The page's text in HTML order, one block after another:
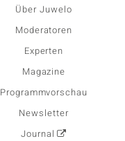
Über Juwelo
Moderatoren
Experten
Magazine
Programmvorschau
Newsletter
Journal